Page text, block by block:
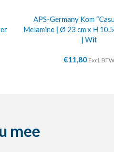
APS-Germany Kom
Melamine | Ø 23 cm x H
| Wit
€11,80 Excl. BTW
mee